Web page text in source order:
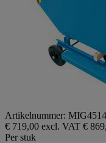
Artikelnummer:
€ 719,00 excl. VAT €
Per stuk